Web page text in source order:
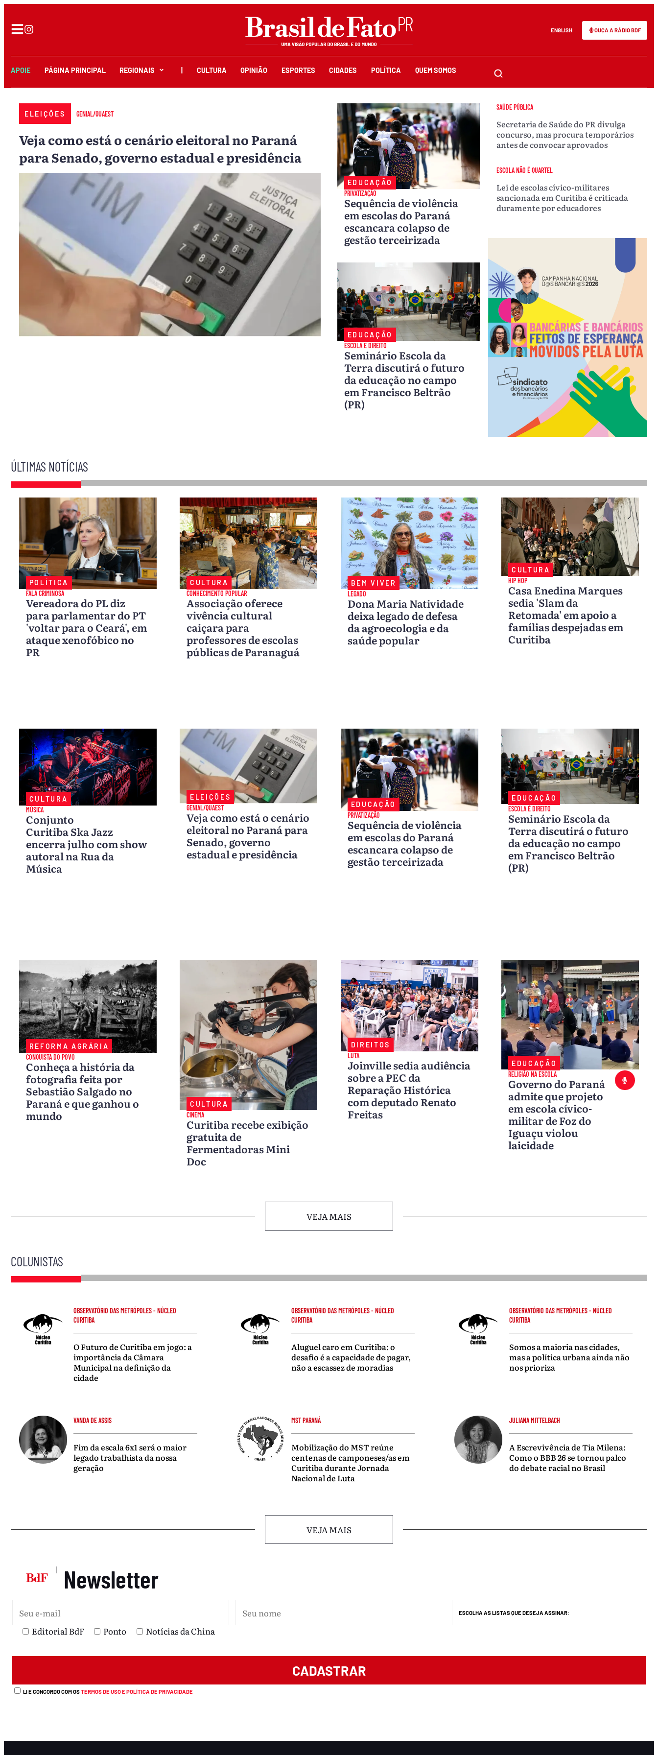
ENGLISH OUÇA A RÁDIO BDF
APOIE PÁGINA PRINCIPAL REGIONAIS CULTURA OPINIÃO ESPORTES CIDADES POLÍTICA QUEM SOMOS
ELEIÇÕES GENIAL/QUAEST
Veja como está o cenário eleitoral no Paraná
para Senado, governo estadual e presidência
EDUCAÇÃO
PRIVATIZAÇÃO
Sequência de violência
em escolas do Paraná
escancara colapso de
gestão terceirizada
EDUCAÇÃO
ESCOLA É DIREITO
Seminário Escola da
Terra discutirá o futuro
da educação no campo
em Francisco Beltrão
(PR)
SAÚDE PÚBLICA
Secretaria de Saúde do PR divulga
concurso, mas procura temporários
antes de convocar aprovados
ESCOLA NÃO É QUARTEL
Lei de escolas cívico-militares
sancionada em Curitiba é criticada
duramente por educadores
ÚLTIMAS NOTÍCIAS
POLÍTICA
FALA CRIMINOSA
Vereadora do PL diz
para parlamentar do PT
'voltar para o Ceará', em
ataque xenofóbico no
PR
CULTURA
CONHECIMENTO POPULAR
Associação oferece
vivência cultural
caiçara para
professores de escolas
públicas de Paranaguá
BEM VIVER
LEGADO
Dona Maria Natividade
deixa legado de defesa
da agroecologia e da
saúde popular
CULTURA
HIP HOP
Casa Enedina Marques
sedia 'Slam da
Retomada' em apoio a
famílias despejadas em
Curitiba
CULTURA
MÚSICA
Conjunto
Curitiba Ska Jazz
encerra julho com show
autoral na Rua da
Música
ELEIÇÕES
GENIAL/QUAEST
Veja como está o cenário
eleitoral no Paraná para
Senado, governo
estadual e presidência
EDUCAÇÃO
PRIVATIZAÇÃO
Sequência de violência
em escolas do Paraná
escancara colapso de
gestão terceirizada
EDUCAÇÃO
ESCOLA É DIREITO
Seminário Escola da
Terra discutirá o futuro
da educação no campo
em Francisco Beltrão
(PR)
REFORMA AGRÁRIA
CONQUISTA DO POVO
Conheça a história da
fotografia feita por
Sebastião Salgado no
Paraná e que ganhou o
mundo
CULTURA
CINEMA
Curitiba recebe exibição
gratuita de
Fermentadoras Mini
Doc
DIREITOS
LUTA
Joinville sedia audiência
sobre a PEC da
Reparação Histórica
com deputado Renato
Freitas
EDUCAÇÃO
RELIGIÃO NA ESCOLA
Governo do Paraná
admite que projeto
em escola cívico-
militar de Foz do
Iguaçu violou
laicidade
VEJA MAIS
COLUNISTAS
OBSERVATÓRIO DAS METRÓPOLES - NÚCLEO
CURITIBA
O Futuro de Curitiba em jogo: a
importância da Câmara
Municipal na definição da
cidade
OBSERVATÓRIO DAS METRÓPOLES - NÚCLEO
CURITIBA
Aluguel caro em Curitiba: o
desafio é a capacidade de pagar,
não a escassez de moradias
OBSERVATÓRIO DAS METRÓPOLES - NÚCLEO
CURITIBA
Somos a maioria nas cidades,
mas a política urbana ainda não
nos prioriza
VANDA DE ASSIS
Fim da escala 6x1 será o maior
legado trabalhista da nossa
geração
MST PARANÁ
Mobilização do MST reúne
centenas de camponeses/as em
Curitiba durante Jornada
Nacional de Luta
JULIANA MITTELBACH
A Escrevivência de Tia Milena:
Como o BBB 26 se tornou palco
do debate racial no Brasil
VEJA MAIS
| Newsletter
ESCOLHA AS LISTAS QUE DESEJA ASSINAR:
Editorial BdF Ponto Notícias da China
LI E CONCORDO COM OSTERMOS DE USO E POLÍTICA DE PRIVACIDADE